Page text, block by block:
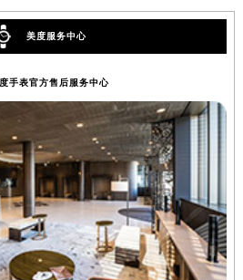
美度服务中心
手表官方售后服务中心